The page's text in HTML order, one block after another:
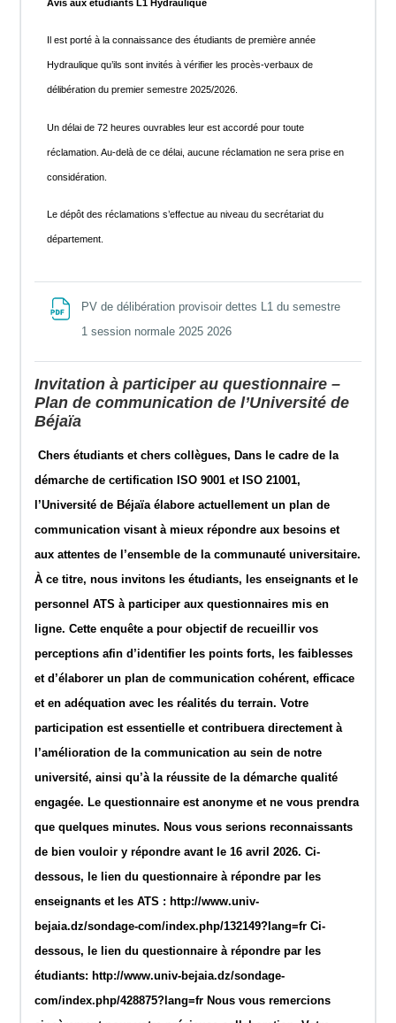
Avis aux étudiants L1 Hydraulique
Il est porté à la connaissance des étudiants de première année
Hydraulique qu’ils sont invités à vérifier les procès-verbaux de
délibération du premier semestre 2025/2026.
Un délai de 72 heures ouvrables leur est accordé pour toute
réclamation. Au-delà de ce délai, aucune réclamation ne sera prise en
considération.
Le dépôt des réclamations s’effectue au niveau du secrétariat du
département.
PV de délibération provisoir dettes L1 du semestre
1 session normale 2025 2026
Invitation à participer au questionnaire –
Plan de communication de l’Université de
Béjaïa
Chers étudiants et chers collègues, Dans le cadre de la
démarche de certification ISO 9001 et ISO 21001,
l’Université de Béjaïa élabore actuellement un plan de
communication visant à mieux répondre aux besoins et
aux attentes de l’ensemble de la communauté universitaire.
À ce titre, nous invitons les étudiants, les enseignants et le
personnel ATS à participer aux questionnaires mis en
ligne. Cette enquête a pour objectif de recueillir vos
perceptions afin d’identifier les points forts, les faiblesses
et d’élaborer un plan de communication cohérent, efficace
et en adéquation avec les réalités du terrain. Votre
participation est essentielle et contribuera directement à
l’amélioration de la communication au sein de notre
université, ainsi qu’à la réussite de la démarche qualité
engagée. Le questionnaire est anonyme et ne vous prendra
que quelques minutes. Nous vous serions reconnaissants
de bien vouloir y répondre avant le 16 avril 2026. Ci-
dessous, le lien du questionnaire à répondre par les
enseignants et les ATS : http://www.univ-
bejaia.dz/sondage-com/index.php/132149?lang=fr Ci-
dessous, le lien du questionnaire à répondre par les
étudiants: http://www.univ-bejaia.dz/sondage-
com/index.php/428875?lang=fr Nous vous remercions